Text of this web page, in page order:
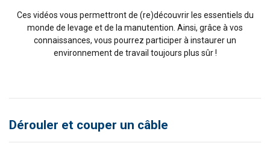
Ces vidéos vous permettront de (re)découvrir les essentiels du
monde de levage et de la manutention. Ainsi, grâce à vos
connaissances, vous pourrez participer à instaurer un
environnement de travail toujours plus sûr !
Dérouler et couper un câble